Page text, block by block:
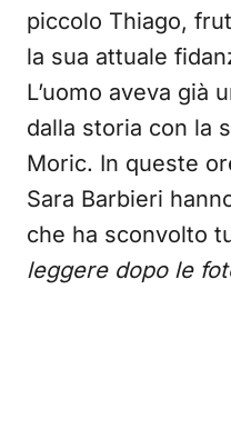
piccolo Thiago,
la sua attuale
L’uomo aveva già
dalla storia con la
Moric. In queste
Sara Barbieri
che ha sconvolto
leggere dopo le